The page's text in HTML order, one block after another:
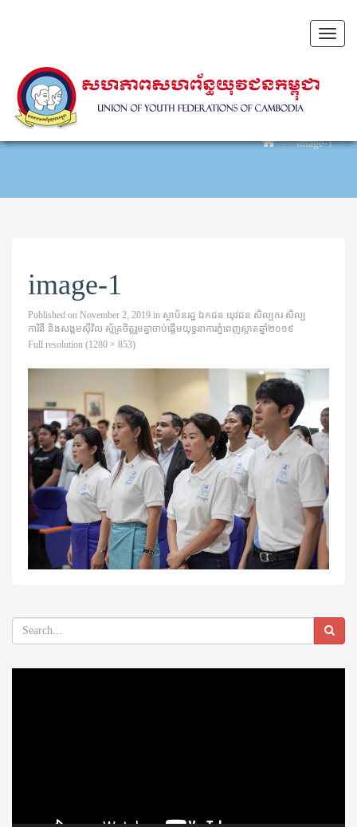
Toggle
image-1
image-1
Published on November 2, 2019 in ស្ថាប័នរដ្ឋ ឯកជន យុវជន សិល្បករ សិល្ប
ការិនី និងសង្គមស៊ីវិល ស្ម័គ្រចិត្តរួមគ្នាចាប់ផ្តើមយុទ្ធនាការភ្នំពេញស្អាតឆ្នាំ២០១៩
Full resolution (1280 × 853)